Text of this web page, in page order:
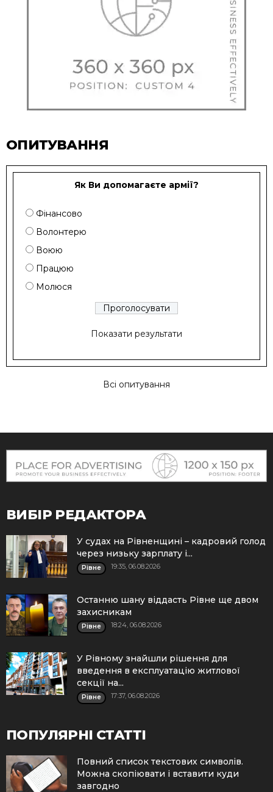
ОПИТУВАННЯ
Як Ви допомагаєте армії?
Фінансово
Волонтерю
Воюю
Працюю
Молюся
Показати результати
Всі опитування
ВИБІР РЕДАКТОРА
У судах на Рівненщині – кадровий голод
через низьку зарплату і...
Рівне 19:35, 06.08.2026
Останню шану віддасть Рівне ще двом
захисникам
Рівне 18:24, 06.08.2026
У Рівному знайшли рішення для
введення в експлуатацію житлової
секції на...
Рівне 17:37, 06.08.2026
ПОПУЛЯРНІ СТАТТІ
Повний список текстових символів.
Можна скопіювати і вставити куди
завгодно